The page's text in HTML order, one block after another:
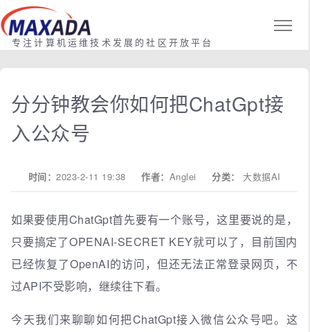
专注计算机运维技术发展的社区开放平台
分分钟教会你如何把ChatGpt接
入公众号
时间： 2023-2-11 19:38 作者： Anglei 分类： 大数据AI
如果要使用ChatGpt首先要有一个账号，这里要说的是，
只要搞定了OPENAI-SECRET KEY就可以了，目前国内
已经恢复了OpenAI的访问，但还无法正常登录网页，不
过API不受影响，继续往下看。
今天我们来聊聊如何把ChatGpt接入微信公众号吧。这